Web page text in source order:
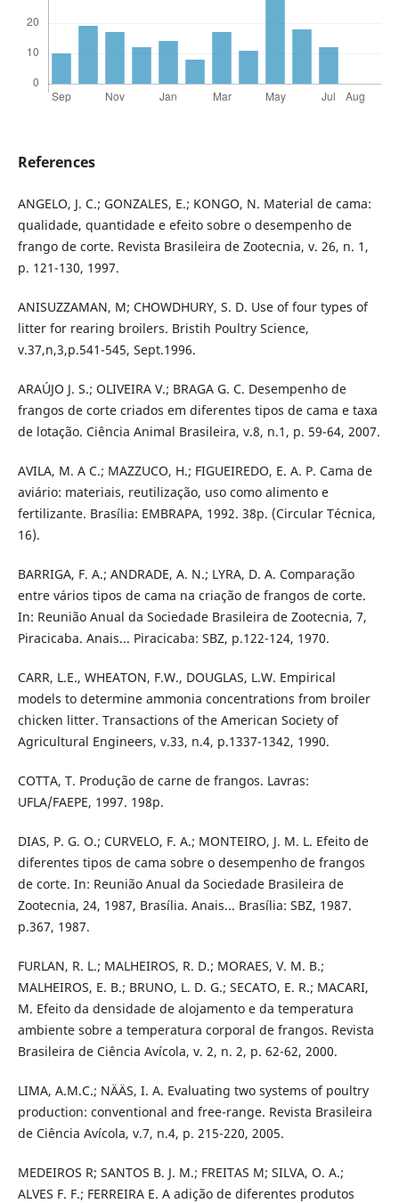
References
ANGELO, J. C.; GONZALES, E.; KONGO, N. Material de cama:
qualidade, quantidade e efeito sobre o desempenho de
frango de corte. Revista Brasileira de Zootecnia, v. 26, n. 1,
p. 121-130, 1997.
ANISUZZAMAN, M; CHOWDHURY, S. D. Use of four types of
litter for rearing broilers. Bristih Poultry Science,
v.37,n,3,p.541-545, Sept.1996.
ARAÚJO J. S.; OLIVEIRA V.; BRAGA G. C. Desempenho de
frangos de corte criados em diferentes tipos de cama e taxa
de lotação. Ciência Animal Brasileira, v.8, n.1, p. 59-64, 2007.
AVILA, M. A C.; MAZZUCO, H.; FIGUEIREDO, E. A. P. Cama de
aviário: materiais, reutilização, uso como alimento e
fertilizante. Brasília: EMBRAPA, 1992. 38p. (Circular Técnica,
16).
BARRIGA, F. A.; ANDRADE, A. N.; LYRA, D. A. Comparação
entre vários tipos de cama na criação de frangos de corte.
In: Reunião Anual da Sociedade Brasileira de Zootecnia, 7,
Piracicaba. Anais... Piracicaba: SBZ, p.122-124, 1970.
CARR, L.E., WHEATON, F.W., DOUGLAS, L.W. Empirical
models to determine ammonia concentrations from broiler
chicken litter. Transactions of the American Society of
Agricultural Engineers, v.33, n.4, p.1337-1342, 1990.
COTTA, T. Produção de carne de frangos. Lavras:
UFLA/FAEPE, 1997. 198p.
DIAS, P. G. O.; CURVELO, F. A.; MONTEIRO, J. M. L. Efeito de
diferentes tipos de cama sobre o desempenho de frangos
de corte. In: Reunião Anual da Sociedade Brasileira de
Zootecnia, 24, 1987, Brasília. Anais... Brasília: SBZ, 1987.
p.367, 1987.
FURLAN, R. L.; MALHEIROS, R. D.; MORAES, V. M. B.;
MALHEIROS, E. B.; BRUNO, L. D. G.; SECATO, E. R.; MACARI,
M. Efeito da densidade de alojamento e da temperatura
ambiente sobre a temperatura corporal de frangos. Revista
Brasileira de Ciência Avícola, v. 2, n. 2, p. 62-62, 2000.
LIMA, A.M.C.; NÄÄS, I. A. Evaluating two systems of poultry
production: conventional and free-range. Revista Brasileira
de Ciência Avícola, v.7, n.4, p. 215-220, 2005.
MEDEIROS R; SANTOS B. J. M.; FREITAS M; SILVA, O. A.;
ALVES F. F.; FERREIRA E. A adição de diferentes produtos